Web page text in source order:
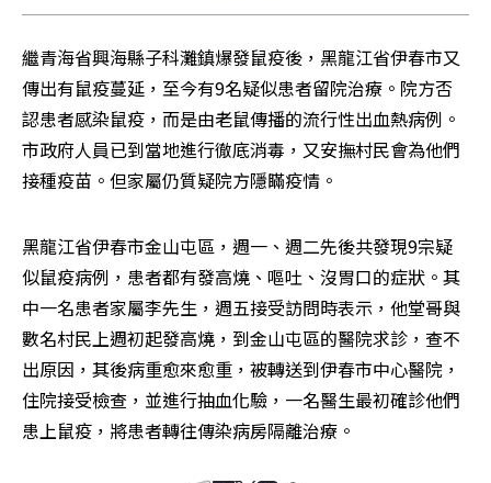
繼青海省興海縣子科灘鎮爆發鼠疫後，黑龍江省伊春市又
傳出有鼠疫蔓延，至今有9名疑似患者留院治療。院方否
認患者感染鼠疫，而是由老鼠傳播的流行性出血熱病例。
市政府人員已到當地進行徹底消毒，又安撫村民會為他們
接種疫苗。但家屬仍質疑院方隱瞞疫情。
黑龍江省伊春市金山屯區，週一、週二先後共發現9宗疑
似鼠疫病例，患者都有發高燒、嘔吐、沒胃口的症狀。其
中一名患者家屬李先生，週五接受訪問時表示，他堂哥與
數名村民上週初起發高燒，到金山屯區的醫院求診，查不
出原因，其後病重愈來愈重，被轉送到伊春市中心醫院，
住院接受檢查，並進行抽血化驗，一名醫生最初確診他們
患上鼠疫，將患者轉往傳染病房隔離治療。